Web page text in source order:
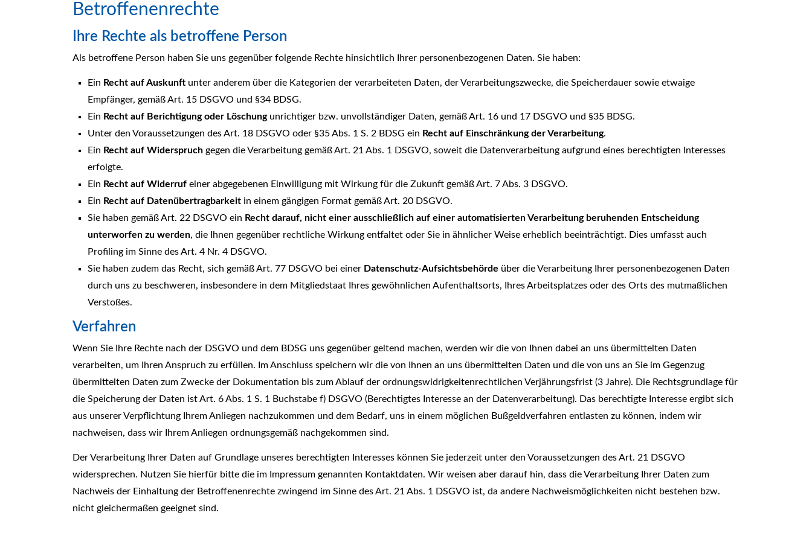
Betroffenenrechte
Ihre Rechte als betroffene Person
Als betroffene Person haben Sie uns gegenüber folgende Rechte hinsichtlich Ihrer personenbezogenen Daten. Sie haben:
Ein Recht auf Auskunft unter anderem über die Kategorien der verarbeiteten Daten, der Verarbeitungszwecke, die Speicherdauer sowie etwaige
Empfänger, gemäß Art. 15 DSGVO und §34 BDSG.
Ein Recht auf Berichtigung oder Löschungunrichtiger bzw. unvollständiger Daten, gemäß Art. 16 und 17 DSGVO und §35 BDSG.
Unter den Voraussetzungen des Art. 18 DSGVO oder §35 Abs. 1 S. 2 BDSG ein Recht auf Einschränkung der Verarbeitung.
Ein Recht auf Widerspruch gegen die Verarbeitung gemäß Art. 21 Abs. 1 DSGVO, soweit die Datenverarbeitung aufgrund eines berechtigten Interesses
erfolgte.
Ein Recht auf Widerruf einer abgegebenen Einwilligung mit Wirkung für die Zukunft gemäß Art. 7 Abs. 3 DSGVO.
Ein Recht auf Datenübertragbarkeit in einem gängigen Format gemäß Art. 20 DSGVO.
Sie haben gemäß Art. 22 DSGVO ein Recht darauf, nicht einer ausschließlich auf einer automatisierten Verarbeitung beruhenden Entscheidung
unterworfen zu werden, die Ihnen gegenüber rechtliche Wirkung entfaltet oder Sie in ähnlicher Weise erheblich beeinträchtigt. Dies umfasst auch
Profiling im Sinne des Art. 4 Nr. 4 DSGVO.
Sie haben zudem das Recht, sich gemäß Art. 77 DSGVO bei einer Datenschutz-Aufsichtsbehörde über die Verarbeitung Ihrer personenbezogenen Daten
durch uns zu beschweren, insbesondere in dem Mitgliedstaat Ihres gewöhnlichen Aufenthaltsorts, Ihres Arbeitsplatzes oder des Orts des mutmaßlichen
Verstoßes.
Verfahren
Wenn Sie Ihre Rechte nach der DSGVO und dem BDSG uns gegenüber geltend machen, werden wir die von Ihnen dabei an uns übermittelten Daten
verarbeiten, um Ihren Anspruch zu erfüllen. Im Anschluss speichern wir die von Ihnen an uns übermittelten Daten und die von uns an Sie im Gegenzug
übermittelten Daten zum Zwecke der Dokumentation bis zum Ablauf der ordnungswidrigkeitenrechtlichen Verjährungsfrist (3 Jahre). Die Rechtsgrundlage für
die Speicherung der Daten ist Art. 6 Abs. 1 S. 1 Buchstabe f) DSGVO (Berechtigtes Interesse an der Datenverarbeitung). Das berechtigte Interesse ergibt sich
aus unserer Verpflichtung Ihrem Anliegen nachzukommen und dem Bedarf, uns in einem möglichen Bußgeldverfahren entlasten zu können, indem wir
nachweisen, dass wir Ihrem Anliegen ordnungsgemäß nachgekommen sind.
Der Verarbeitung Ihrer Daten auf Grundlage unseres berechtigten Interesses können Sie jederzeit unter den Voraussetzungen des Art. 21 DSGVO
widersprechen. Nutzen Sie hierfür bitte die im Impressum genannten Kontaktdaten. Wir weisen aber darauf hin, dass die Verarbeitung Ihrer Daten zum
Nachweis der Einhaltung der Betroffenenrechte zwingend im Sinne des Art. 21 Abs. 1 DSGVO ist, da andere Nachweismöglichkeiten nicht bestehen bzw.
nicht gleichermaßen geeignet sind.